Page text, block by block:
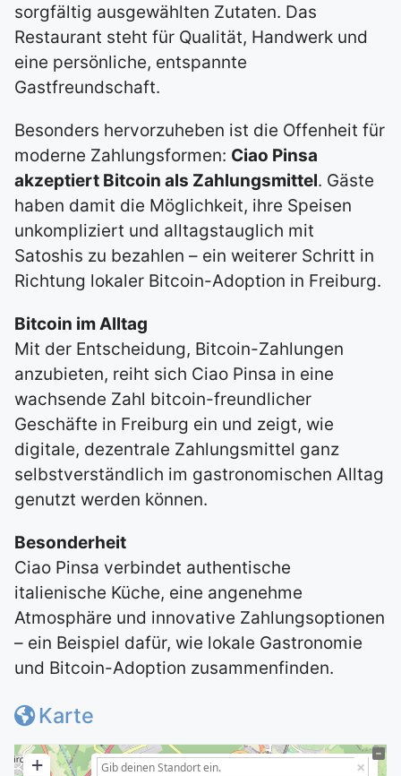
sorgfältig ausgewählten Zutaten. Das
Restaurant steht für Qualität, Handwerk und
eine persönliche, entspannte
Gastfreundschaft.
Besonders hervorzuheben ist die Offenheit für
moderne Zahlungsformen: Ciao Pinsa
akzeptiert Bitcoin als Zahlungsmittel. Gäste
haben damit die Möglichkeit, ihre Speisen
unkompliziert und alltagstauglich mit
Satoshis zu bezahlen – ein weiterer Schritt in
Richtung lokaler Bitcoin-Adoption in Freiburg.
Bitcoin im Alltag
Mit der Entscheidung, Bitcoin-Zahlungen
anzubieten, reiht sich Ciao Pinsa in eine
wachsende Zahl bitcoin-freundlicher
Geschäfte in Freiburg ein und zeigt, wie
digitale, dezentrale Zahlungsmittel ganz
selbstverständlich im gastronomischen Alltag
genutzt werden können.
Besonderheit
Ciao Pinsa verbindet authentische
italienische Küche, eine angenehme
Atmosphäre und innovative Zahlungsoptionen
– ein Beispiel dafür, wie lokale Gastronomie
und Bitcoin-Adoption zusammenfinden.
Karte
+